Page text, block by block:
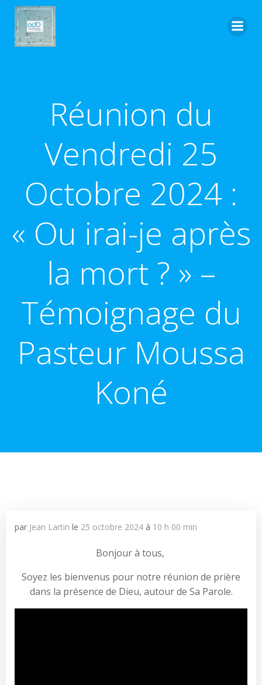
Réunion du
Vendredi 25
Octobre 2024 :
« Ou irai-je après
la mort ? » –
Témoignage du
Pasteur Moussa
Koné
par Jean Lartin le 25 octobre 2024 à 10 h 00 min
Bonjour à tous,
Soyez les bienvenus pour notre réunion de prière
dans la présence de Dieu, autour de Sa Parole.